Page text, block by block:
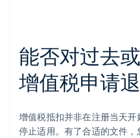
能否对过去
增值税申请
增值税抵扣并非在注册当天
停止适用。有了合适的文件